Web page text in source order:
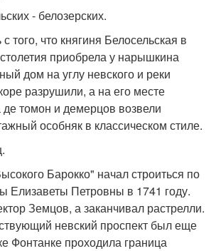
- белозерских.
того, что княгиня Белосельская в
приобрела у нарышкина
дом на углу невского и реки
разрушили, а на его месте
томон и демерцов возвели
особняк в классическом стиле.
Барокко" начал строиться по
Елизаветы Петровны в 1741 году.
Земцов, а заканчивал растрелли.
невский проспект был еще
Фонтанке проходила граница